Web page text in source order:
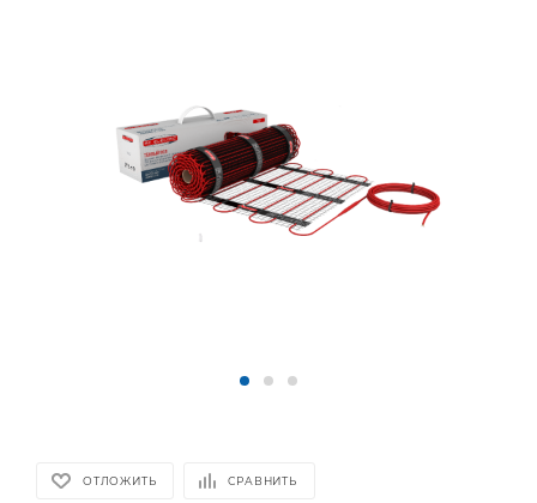
ОТЛОЖИТЬ СРАВНИТЬ